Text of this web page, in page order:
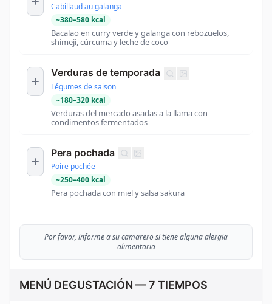
Cabillaud au galanga
~380–580 kcal
Bacalao en curry verde y galanga con rebozuelos,
shimeji, cúrcuma y leche de coco
Verduras de temporada
Légumes de saison
~180–320 kcal
Verduras del mercado asadas a la llama con
condimentos fermentados
Pera pochada
Poire pochée
~250–400 kcal
Pera pochada con miel y salsa sakura
Por favor, informe a su camarero si tiene alguna alergia
alimentaria
MENÚ DEGUSTACIÓN — 7 TIEMPOS